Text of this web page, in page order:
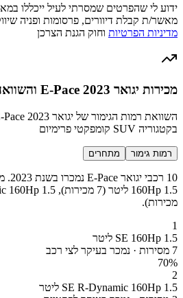
ידוע לי שהפרטים שמסרתי לעיל ייכללו
מאשר/ת קבלת דיוורים, פרסומות ופניה
מדיניות הפרטיות וחוק הגנת הצרכן
מכירות יגואר E-Pace 2023 והשוואה למתחרים
בקטגוריה SUV קומפקטי פרימיום
רמות גימור מתחרים
מכירות).
1
SE 160Hp 1.5 ליטר
7 מסירות · נמכר בעיקר לצי רכב
70%
2
SE R-Dynamic 160Hp 1.5 ליטר